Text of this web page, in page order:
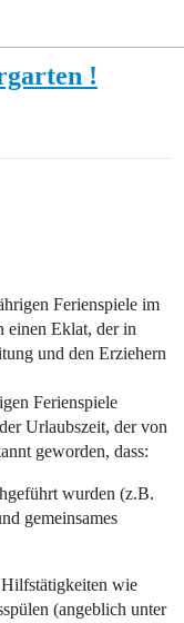
!
Ferienspiele im
einen Eklat, der in
und den Erziehern
Ferienspiele
Urlaubszeit, der von
geworden, dass:
wurden (z.B.
gemeinsames
wie
(angeblich unter